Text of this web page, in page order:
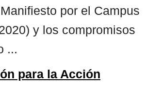
por el Campus
y los compromisos
...
para la Acción